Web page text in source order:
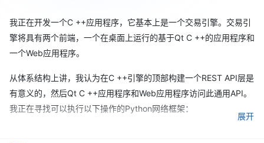
我正在开发一个C ++应用程序，它基本上是一个交易引擎。交易引
擎将具有两个前端，一个在桌面上运行的基于Qt C ++的应用程序和
一个Web应用程序。
从体系结构上讲，我认为在C ++引擎的顶部构建一个REST API层是
有意义的，然后Qt C ++应用程序和Web应用程序访问此通用API。
我正在寻找可以执行以下操作的Python网络框架：
展开